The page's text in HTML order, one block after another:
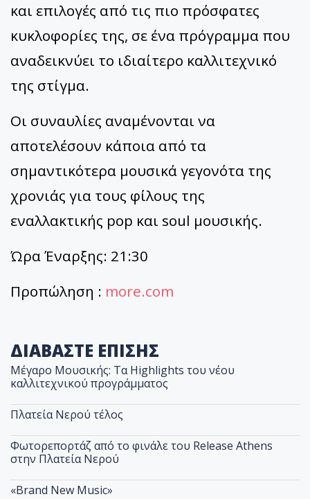
και επιλογές από τις πιο πρόσφατες
κυκλοφορίες της, σε ένα πρόγραμμα που
αναδεικνύει το ιδιαίτερο καλλιτεχνικό
της στίγμα.
Οι συναυλίες αναμένονται να
αποτελέσουν κάποια από τα
σημαντικότερα μουσικά γεγονότα της
χρονιάς για τους φίλους της
εναλλακτικής pop και soul μουσικής.
Ώρα Έναρξης: 21:30
Προπώληση : more.com
ΔΙΑΒΑΣΤΕ ΕΠΙΣΗΣ
Μέγαρο Μουσικής: Τα Highlights του νέου
καλλιτεχνικού προγράμματος
Πλατεία Νερού τέλος
Φωτορεπορτάζ από το φινάλε του Release Athens
στην Πλατεία Νερού
«Brand New Music»